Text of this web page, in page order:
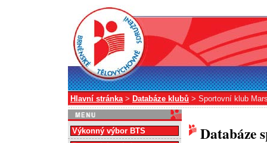
Hlavní stránka> Databáze klubů > Sportovní klub
Databáze
Výkonný výbor BTS